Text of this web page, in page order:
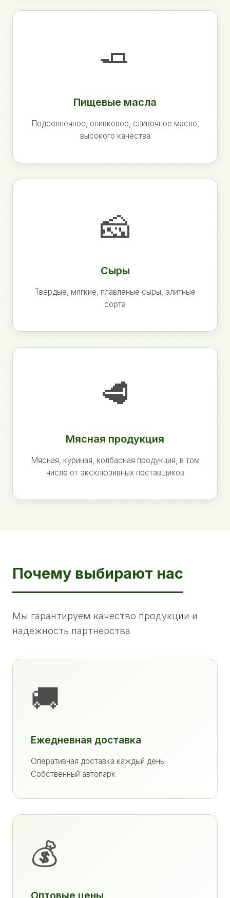
🧈
Пищевые масла
Подсолнечное, оливковое, сливочное масло,
высокого качества
🧀
Сыры
Твердые, мягкие, плавленые сыры, элитные
сорта
🥩
Мясная продукция
Мясная, куриная, колбасная продукция, в том
числе от эксклюзивных поставщиков
Почему выбирают нас
Мы гарантируем качество продукции и
надежность партнерства
🚚
Ежедневная доставка
Оперативная доставка каждый день.
Собственный автопарк
💰
Оптовые цены